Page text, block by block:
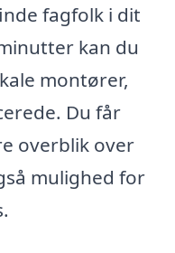
fagfolk i dit
kan du
montører,
Du får
overblik over
mulighed for